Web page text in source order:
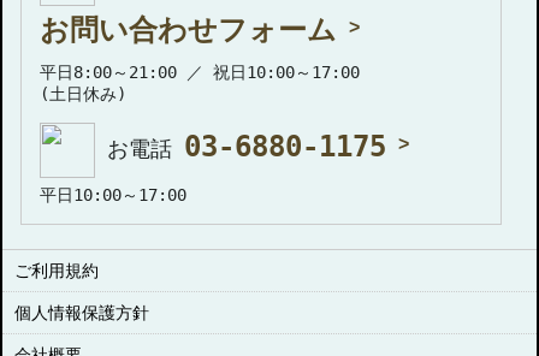
お問い合わせフォーム
平日8:00～21:00 ／ 祝日10:00～17:00
(土日休み)
お電話 03-6880-1175
平日10:00～17:00
ご利用規約
個人情報保護方針